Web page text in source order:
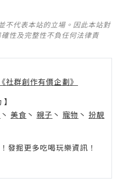
不代表本站的立場。因此本站對
性及完整性不負任何法律責
社群創作有價企劃》
丶 美食 丶 親子 丶 寵物 丶 扮靚
掘更多吃喝玩樂資訊！